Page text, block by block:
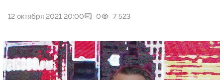
12 октября 2021 20:00 0 7 523